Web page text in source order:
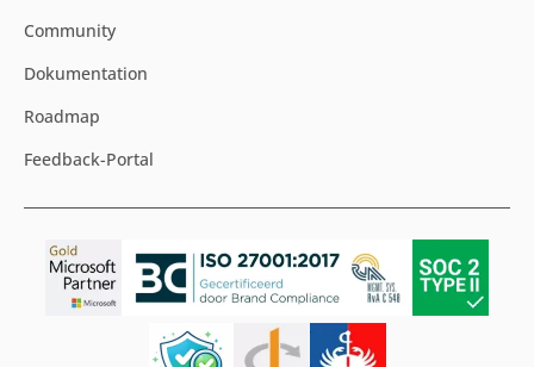
Community
Dokumentation
Roadmap
Feedback-Portal